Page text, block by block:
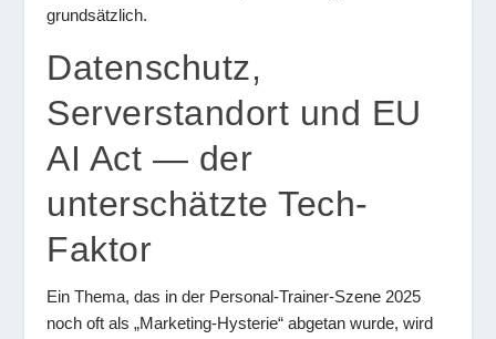
grundsätzlich.
Datenschutz,
Serverstandort und EU
AI Act — der
unterschätzte Tech-
Faktor
Ein Thema, das in der Personal-Trainer-Szene 2025
noch oft als „Marketing-Hysterie“ abgetan wurde, wird